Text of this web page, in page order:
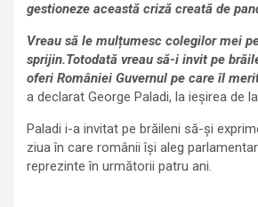
gestioneze această criză creată de
Vreau să le mulțumesc colegilor mei
sprijin.Totodată vreau să-i invit pe
oferi României Guvernul pe care îl
a declarat George Paladi, la ieșirea de
Paladi i-a invitat pe brăileni să-și
ziua în care românii își aleg
reprezinte în următorii patru ani.